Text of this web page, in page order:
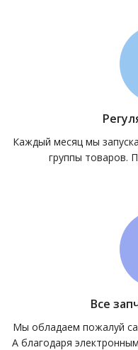
Каждый месяц мы
группы товаров.
Все
Мы обладаем пожалуй
А благодаря